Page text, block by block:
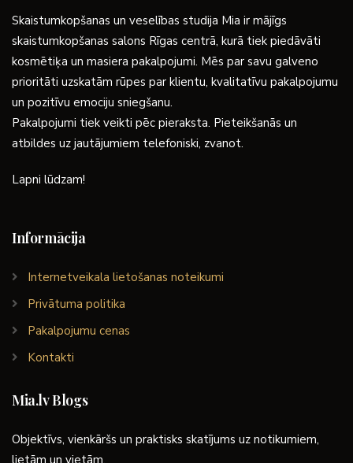
Skaistumkopšanas un veselības studija Mia ir mājīgs
skaistumkopšanas salons Rīgas centrā, kurā tiek piedāvāti
kosmētiķa un masiera pakalpojumi. Mēs par savu galveno
prioritāti uzskatām rūpes par klientu, kvalitatīvu pakalpojumu
un pozitīvu emociju sniegšanu.
Pakalpojumi tiek veikti pēc pieraksta. Pieteikšanās un
atbildes uz jautājumiem telefoniski, zvanot.
Lapni lūdzam!
Informācija
Internetveikala lietošanas noteikumi
Privātuma politika
Pakalpojumu cenas
Kontakti
Mia.lv Blogs
Objektīvs, vienkāršs un praktisks skatījums uz notikumiem,
lietām un vietām.